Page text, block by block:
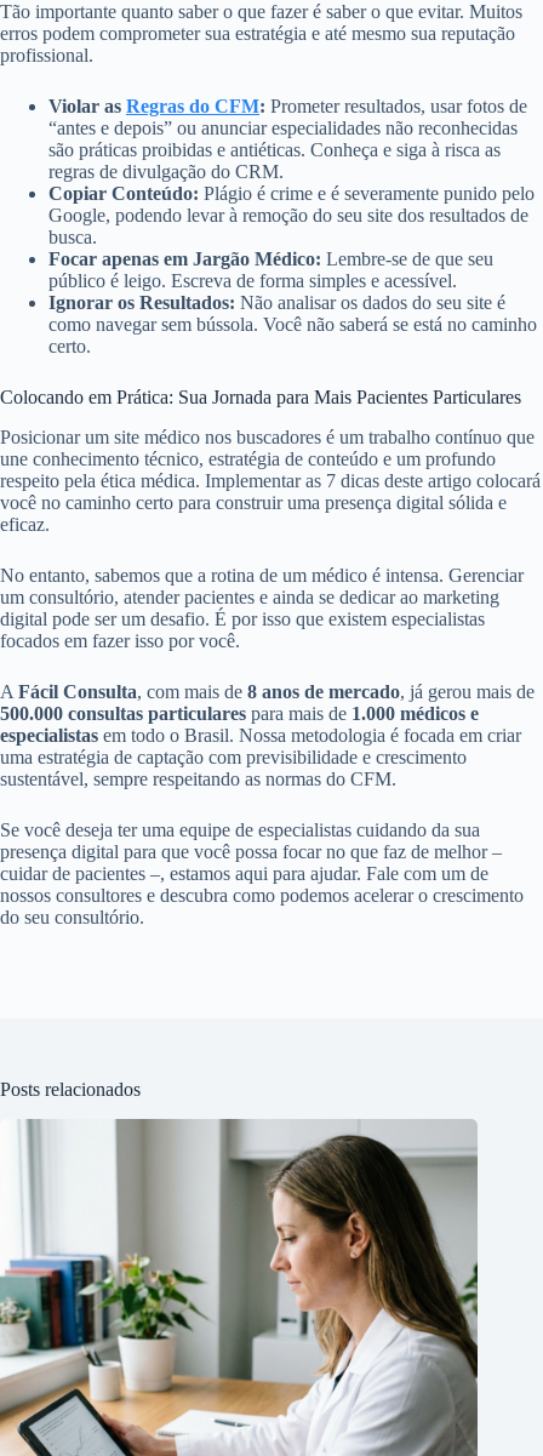
Tão importante quanto saber o que fazer é saber o que evitar. Muitos
erros podem comprometer sua estratégia e até mesmo sua reputação
profissional.
Violar as Regras do CFM: Prometer resultados, usar fotos de
“antes e depois” ou anunciar especialidades não reconhecidas
são práticas proibidas e antiéticas. Conheça e siga à risca as
regras de divulgação do CRM.
Copiar Conteúdo: Plágio é crime e é severamente punido pelo
Google, podendo levar à remoção do seu site dos resultados de
busca.
Focar apenas em Jargão Médico: Lembre-se de que seu
público é leigo. Escreva de forma simples e acessível.
Ignorar os Resultados: Não analisar os dados do seu site é
como navegar sem bússola. Você não saberá se está no caminho
certo.
Colocando em Prática: Sua Jornada para Mais Pacientes Particulares
Posicionar um site médico nos buscadores é um trabalho contínuo que
une conhecimento técnico, estratégia de conteúdo e um profundo
respeito pela ética médica. Implementar as 7 dicas deste artigo colocará
você no caminho certo para construir uma presença digital sólida e
eficaz.
No entanto, sabemos que a rotina de um médico é intensa. Gerenciar
um consultório, atender pacientes e ainda se dedicar ao marketing
digital pode ser um desafio. É por isso que existem especialistas
focados em fazer isso por você.
A Fácil Consulta, com mais de 8 anos de mercado, já gerou mais de
500.000 consultas particulares para mais de 1.000 médicos e
especialistas em todo o Brasil. Nossa metodologia é focada em criar
uma estratégia de captação com previsibilidade e crescimento
sustentável, sempre respeitando as normas do CFM.
Se você deseja ter uma equipe de especialistas cuidando da sua
presença digital para que você possa focar no que faz de melhor –
cuidar de pacientes –, estamos aqui para ajudar. Fale com um de
nossos consultores e descubra como podemos acelerar o crescimento
do seu consultório.
Posts relacionados